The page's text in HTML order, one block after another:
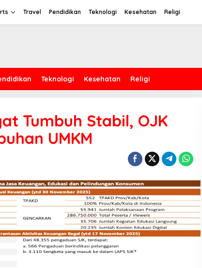
Travel Pendidikan Teknologi Kesehatan Religi
Teknologi Kesehatan Religi
Tumbuh Stabil, OJK
UMKM